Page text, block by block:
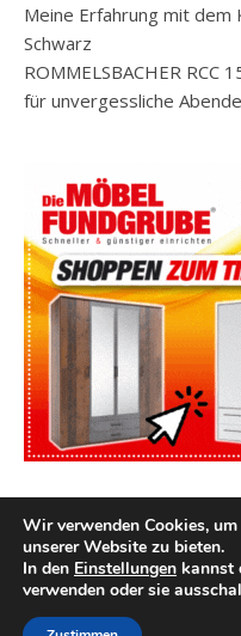
Meine Erfahrung mit dem
Schwarz
ROMMELSBACHER
für unvergessliche Abende
2026
Ashe Theme von
Wir verwenden Cookies,
unserer Website zu bieten.
In den Einstellungen kannst
verwenden oder sie